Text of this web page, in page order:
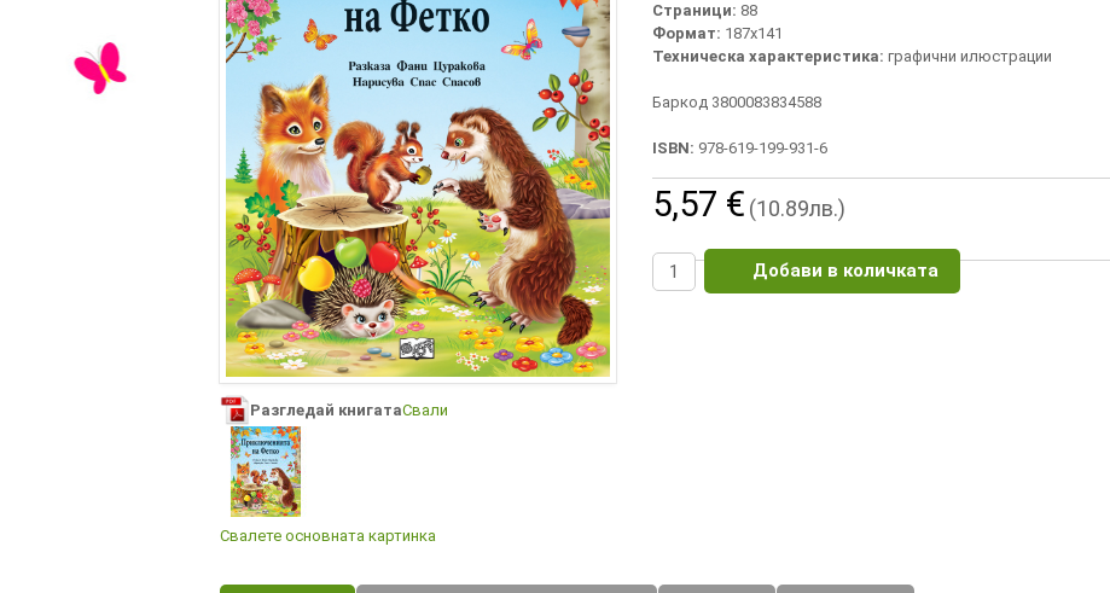
Разгледай книгатаСвали
Свалете основната картинка
Страници: 88
Формат: 187х141
Техническа характеристика: графични илюстрации
Баркод 3800083834588
ISBN: 978-619-199-931-6
5,57 € (10.89лв.)
Добави в количката